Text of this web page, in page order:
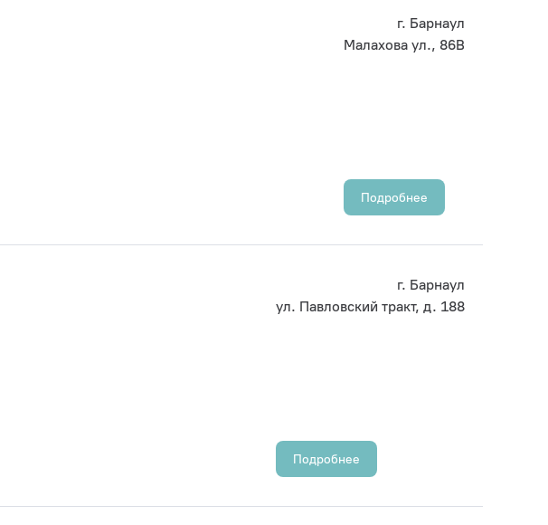
г. Барнаул
Малахова ул., 86В
Подробнее
г. Барнаул
ул. Павловский тракт, д. 188
Подробнее